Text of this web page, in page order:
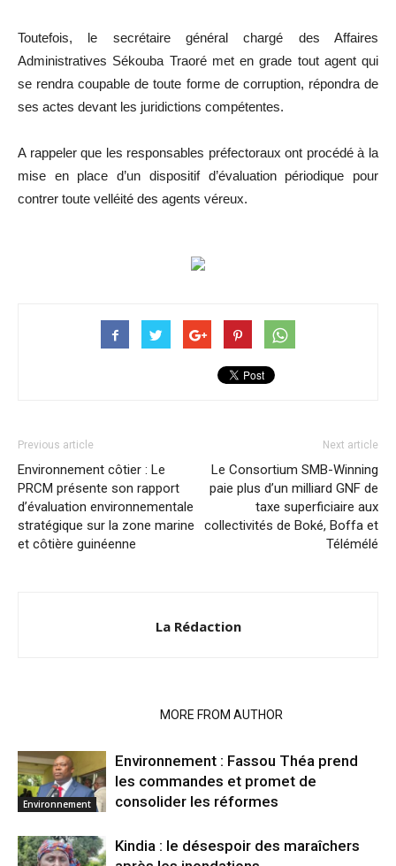
Toutefois, le secrétaire général chargé des Affaires
Administratives Sékouba Traoré met en grade tout agent qui
se rendra coupable de toute forme de corruption, répondra de
ses actes devant les juridictions compétentes.
A rappeler que les responsables préfectoraux ont procédé à la
mise en place d’un dispositif d’évaluation périodique pour
contrer toute velléité des agents véreux.
Previous article
Environnement côtier : Le
PRCM présente son rapport
d’évaluation environnementale
stratégique sur la zone marine
et côtière guinéenne
Next article
Le Consortium SMB-Winning
paie plus d’un milliard GNF de
taxe superficiaire aux
collectivités de Boké, Boffa et
Télémélé
La Rédaction
MORE FROM AUTHOR
Environnement
Environnement : Fassou Théa prend
les commandes et promet de
consolider les réformes
Kindia : le désespoir des maraîchers